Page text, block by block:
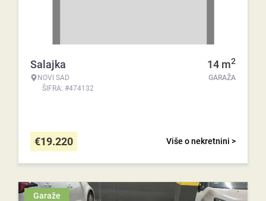
Salajka
NOVI SAD
ŠIFRA: #474132
14 m2
GARAŽA
Više o nekretnini >
€19.220
Garaže